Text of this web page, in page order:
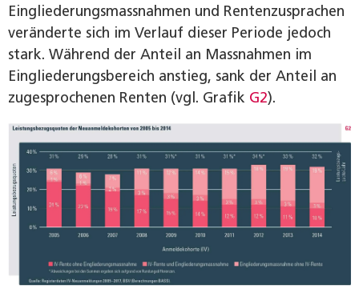
Eingliederungsmassnahmen und Rentenzusprachen
veränderte sich im Verlauf dieser Periode jedoch
stark. Während der Anteil an Massnahmen im
Eingliederungsbereich anstieg, sank der Anteil an
zugesprochenen Renten (vgl. Grafik G2).